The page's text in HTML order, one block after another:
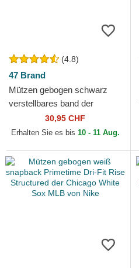
(4.8)
47 Brand
Mützen gebogen schwarz
verstellbares band der
Chicago White Sox MLB von
47 Brand
30,95 CHF
Erhalten Sie es bis 10 - 11 Aug.